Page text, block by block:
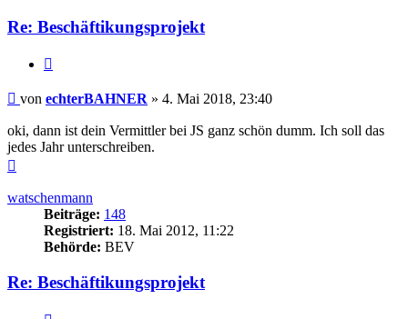
Re: Beschäftikungsprojekt
Beitrag
von echterBAHNER » 4. Mai 2018, 23:40
oki, dann ist dein Vermittler bei JS ganz schön dumm. Ich soll das
jedes Jahr unterschreiben.
watschenmann
Beiträge: 148
Registriert: 18. Mai 2012, 11:22
Behörde: BEV
Re: Beschäftikungsprojekt